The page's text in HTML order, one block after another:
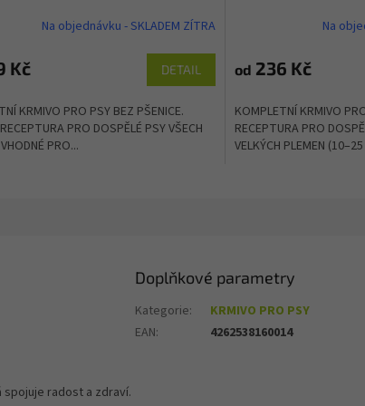
Na objednávku - SKLADEM ZÍTRA
Kč DETAIL
KRMIVO PRO PSY BEZ PŠENICE.
PRO DOSPĚLÉ PSY VŠECH
PRO...
Na
od 236 Kč
KOMPLETNÍ KRMIVO
RECEPTURA PRO
VELKÝCH PLEMEN
radost a zdraví.
Doplňkové parametry
Kategorie:
KRMIVO PRO PSY
EAN: 4262538160014